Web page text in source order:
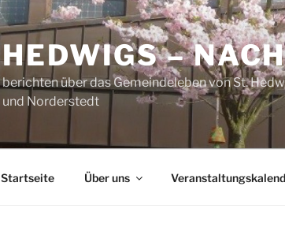
HEDWIGS –
berichten über das Gemeindeleben von St.
und Norderstedt
Startseite Über uns